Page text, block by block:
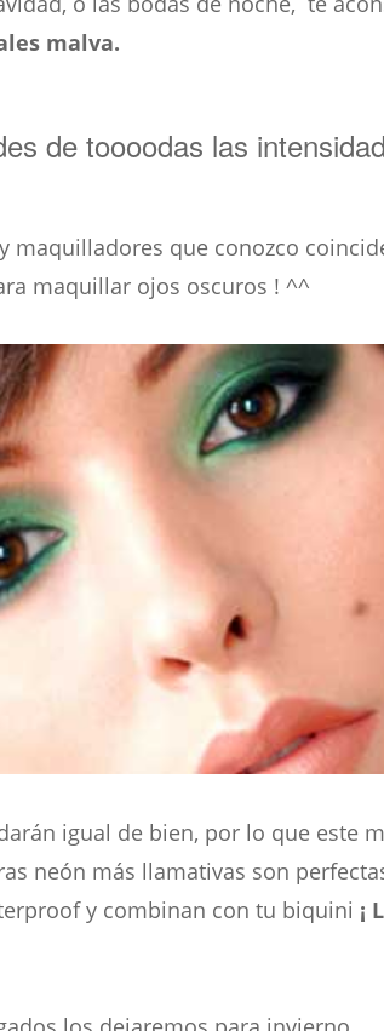
malva.
de toooodas las
maquilladores que conozco
maquillar ojos oscuros ! ^^
igual de bien, por lo que este
neón más llamativas son
y combinan con tu biquini ¡